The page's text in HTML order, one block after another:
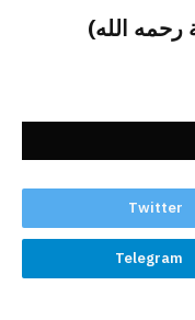
رحمه الله)
Twitter
Telegram